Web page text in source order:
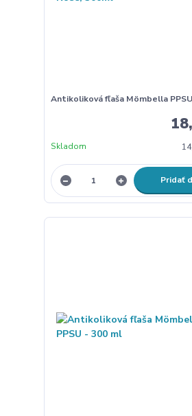
Antikoliková fľaša Mömbella
Skladom
Pridať